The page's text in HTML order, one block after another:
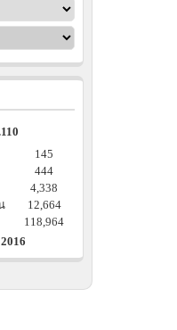
145
444
4,338
12,664
118,964